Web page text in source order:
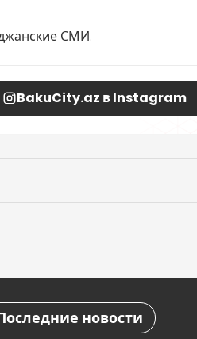
СМИ.
BakuCity.az в Instagram
новости